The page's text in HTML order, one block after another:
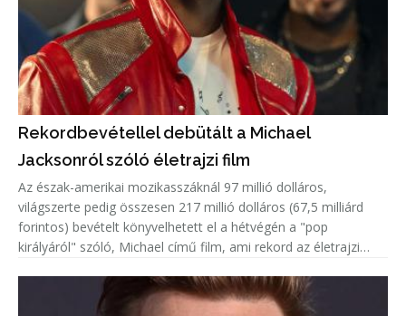
Rekordbevétellel debütált a Michael
Jacksonról szóló életrajzi film
Az észak-amerikai mozikasszáknál 97 millió dolláros,
világszerte pedig összesen 217 millió dolláros (67,5 milliárd
forintos) bevételt könyvelhetett el a hétvégén a "pop
királyáról" szóló, Michael című film, ami rekord az életrajzi